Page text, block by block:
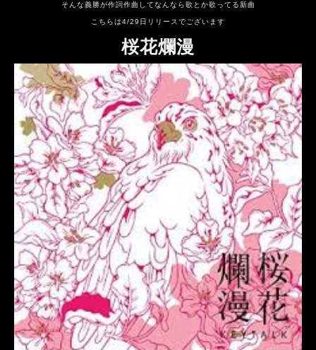
そんな義勝が作詞作曲してなんなら歌とか歌ってる新曲
こちらは4/29日リリースでございます
桜花爛漫